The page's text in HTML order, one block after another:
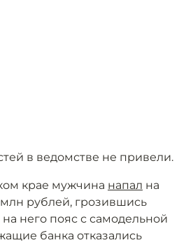
в ведомстве не привели.
крае мужчина напал на
млн рублей, грозившись
него пояс с самодельной
банка отказались